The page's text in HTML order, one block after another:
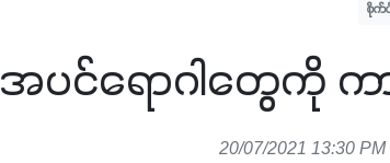
စိုက်
အပင်ရောဂါတွေကို
20/07/2021 13:30